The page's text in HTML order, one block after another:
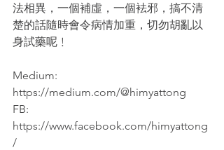
法相異，一個補虛，一個袪邪，搞不清
楚的話隨時會令病情加重，切勿胡亂以
身試藥呢﹗
Medium:
https://medium.com/@himyattong
FB:
https://www.facebook.com/himyattong
/